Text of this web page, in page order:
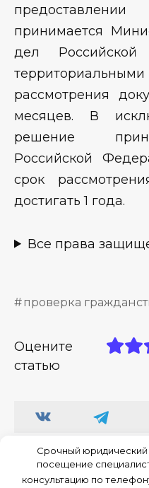
принимается
дел
рассмотрения
месяцев. В
решение
Российской
срок
достигать 1 года.
Все права
проверка
Оцените
статью
Срочный
посещение
консультацию по